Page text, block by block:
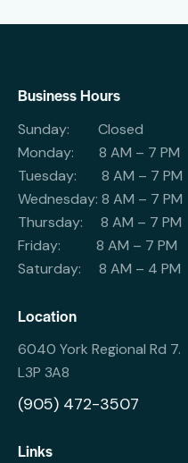
Business Hours
Sunday: Closed
Monday: 8 AM – 7 PM
Tuesday: 8 AM – 7 PM
Wednesday: 8 AM – 7 PM
Thursday: 8 AM – 7 PM
Friday: 8 AM – 7 PM
Saturday: 8 AM – 4 PM
Location
6040 York Regional Rd
L3P 3A8
(905) 472-3507
Links